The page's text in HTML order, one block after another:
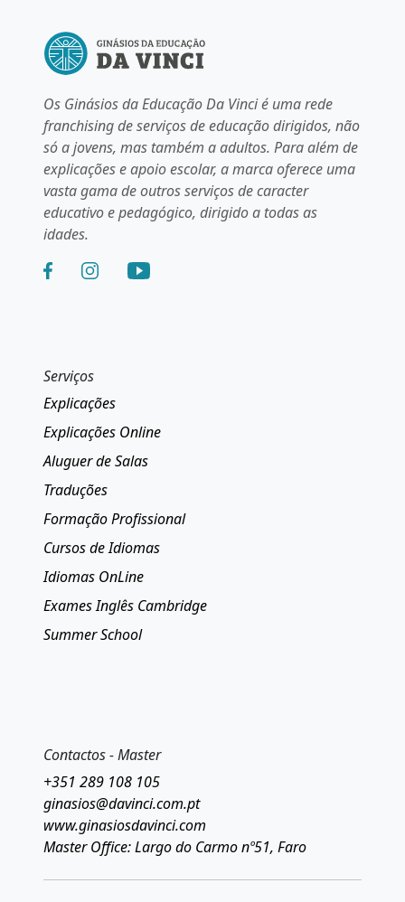
Os Ginásios da Educação Da Vinci é uma rede
franchising de serviços de educação dirigidos, não
só a jovens, mas também a adultos. Para além de
explicações e apoio escolar, a marca oferece uma
vasta gama de outros serviços de caracter
educativo e pedagógico, dirigido a todas as
idades.
Serviços
Explicações
Explicações Online
Aluguer de Salas
Traduções
Formação Profissional
Cursos de Idiomas
Idiomas OnLine
Exames Inglês Cambridge
Summer School
Contactos - Master
+351 289 108 105
ginasios@davinci.com.pt
www.ginasiosdavinci.com
Master Office: Largo do Carmo nº51, Faro